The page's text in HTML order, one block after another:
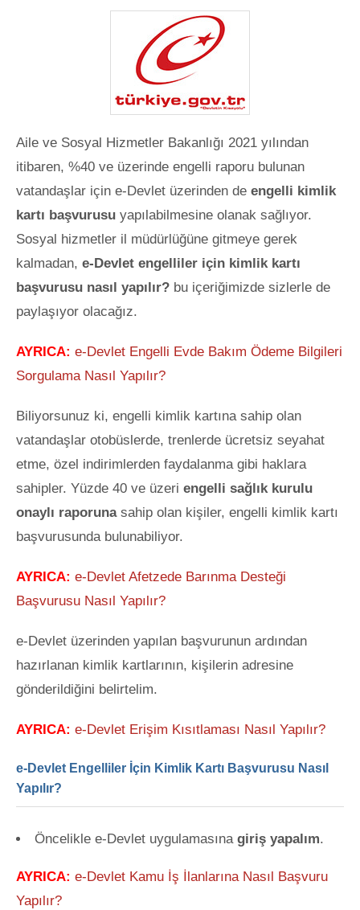
Aile ve Sosyal Hizmetler Bakanlığı 2021 yılından
itibaren, %40 ve üzerinde engelli raporu bulunan
vatandaşlar için e-Devlet üzerinden de engelli kimlik
kartı başvurusu yapılabilmesine olanak sağlıyor.
Sosyal hizmetler il müdürlüğüne gitmeye gerek
kalmadan, e-Devlet engelliler için kimlik kartı
başvurusu nasıl yapılır? bu içeriğimizde sizlerle de
paylaşıyor olacağız.
AYRICA: e-Devlet Engelli Evde Bakım Ödeme Bilgileri
Sorgulama Nasıl Yapılır?
Biliyorsunuz ki, engelli kimlik kartına sahip olan
vatandaşlar otobüslerde, trenlerde ücretsiz seyahat
etme, özel indirimlerden faydalanma gibi haklara
sahipler. Yüzde 40 ve üzeri engelli sağlık kurulu
onaylı raporunasahip olan kişiler, engelli kimlik kartı
başvurusunda bulunabiliyor.
AYRICA: e-Devlet Afetzede Barınma Desteği
Başvurusu Nasıl Yapılır?
e-Devlet üzerinden yapılan başvurunun ardından
hazırlanan kimlik kartlarının, kişilerin adresine
gönderildiğini belirtelim.
AYRICA: e-Devlet Erişim Kısıtlaması Nasıl Yapılır?
e-Devlet Engelliler İçin Kimlik Kartı Başvurusu Nasıl
Yapılır?
Öncelikle e-Devlet uygulamasına giriş yapalım.
AYRICA: e-Devlet Kamu İş İlanlarına Nasıl Başvuru
Yapılır?